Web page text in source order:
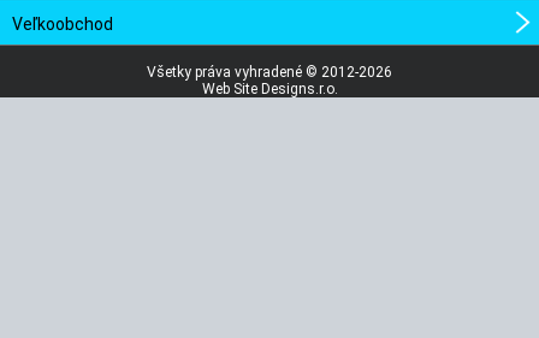
Veľkoobchod
Všetky práva vyhradené © 2012-2026
Web Site Designs.r.o.